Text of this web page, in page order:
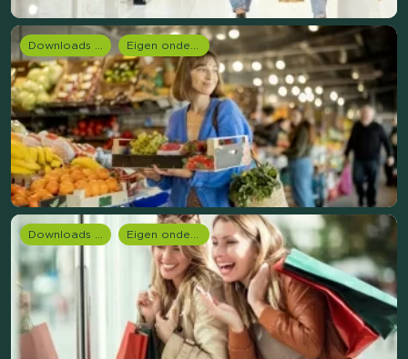
Downloads en rapportages Eigen onderzoeken
Downloads en rapportages Eigen onderzoeken